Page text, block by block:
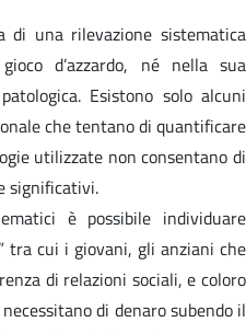
una rilevazione sistematica
d’azzardo, né nella sua
Esistono solo alcuni
che tentano di quantificare
utilizzate non consentano di
significativi.
è possibile individuare
tra cui i giovani, gli anziani che
di relazioni sociali, e coloro
di denaro subendo il